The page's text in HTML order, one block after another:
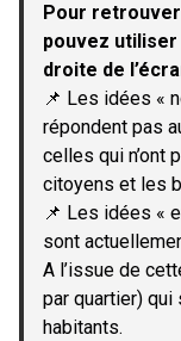
Pour
pouvez utiliser
droite de
📌 Les idées «
répondent pas
celles qui n’ont
citoyens et les
📌 Les idées «
sont
A l’issue de
par quartier)
habitants.